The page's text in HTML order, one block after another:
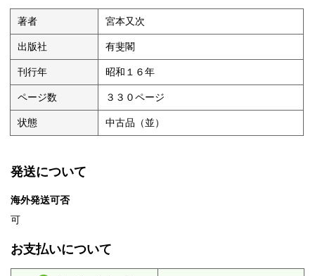
著者 宮本又次
出版社 有斐閣
刊行年 昭和１６年
ページ数 ３３０ページ
状態 中古品（並）
発送について
海外発送可否
可
お支払いについて